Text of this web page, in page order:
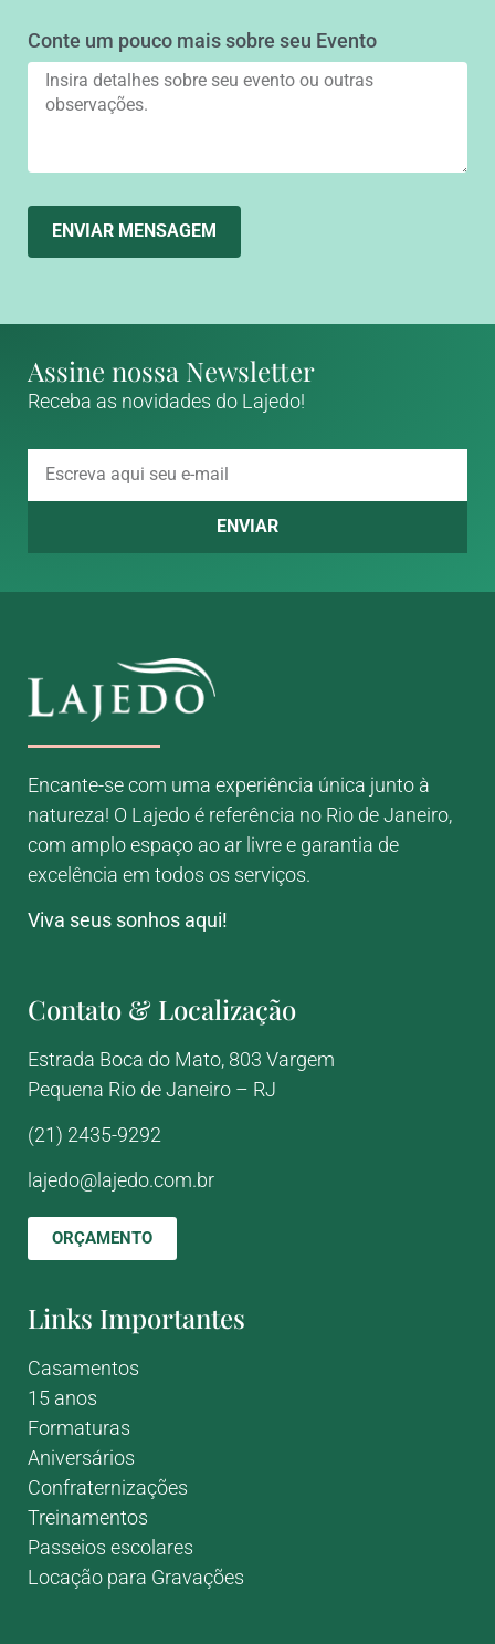
Conte um pouco mais sobre seu Evento
ENVIAR MENSAGEM
Assine nossa Newsletter
Receba as novidades do Lajedo!
ENVIAR
Encante-se com uma experiência única junto à
natureza! O Lajedo é referência no Rio de Janeiro,
com amplo espaço ao ar livre e garantia de
excelência em todos os serviços.
Viva seus sonhos aqui!
Contato & Localização
Estrada Boca do Mato, 803 Vargem
Pequena Rio de Janeiro – RJ
(21) 2435-9292
lajedo@lajedo.com.br
ORÇAMENTO
Links Importantes
Casamentos
15 anos
Formaturas
Aniversários
Confraternizações
Treinamentos
Passeios escolares
Locação para Gravações